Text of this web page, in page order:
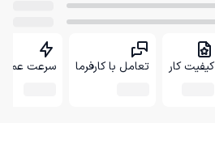
کیفیت کار تعامل با کارفرما سرعت عمل